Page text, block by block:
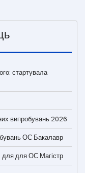
стартувала
випробувань 2026
ОС Бакалавр
для для ОС Магістр